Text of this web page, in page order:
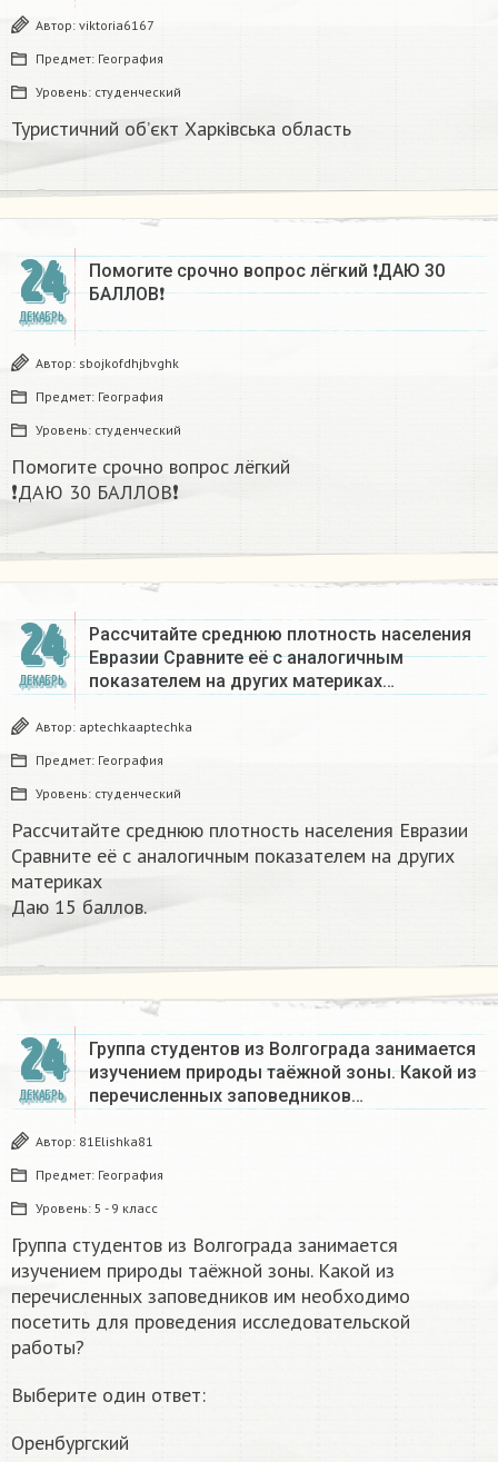
Автор: viktoria6167
Предмет: География
Уровень: студенческий
Туристичний об’єкт Харківська область
24
ДЕКАБРЬ
Помогите срочно вопрос лёгкий ❗ДАЮ 30
БАЛЛОВ❗​
Автор: sbojkofdhjbvghk
Предмет: География
Уровень: студенческий
Помогите срочно вопрос лёгкий
❗ДАЮ 30 БАЛЛОВ❗​
24
ДЕКАБРЬ
Рассчитайте среднюю плотность населения
Евразии Сравните её с аналогичным
показателем на других материках​…
Автор: aptechkaaptechka
Предмет: География
Уровень: студенческий
Рассчитайте среднюю плотность населения Евразии
Сравните её с аналогичным показателем на других
материках​
Даю 15 баллов.
24
ДЕКАБРЬ
Группа студентов из Волгограда занимается
изучением природы таёжной зоны. Какой из
перечисленных заповедников…
Автор: 81Elishka81
Предмет: География
Уровень: 5 - 9 класс
Группа студентов из Волгограда занимается
изучением природы таёжной зоны. Какой из
перечисленных заповедников им необходимо
посетить для проведения исследовательской
работы?
Выберите один ответ:
Оренбургский